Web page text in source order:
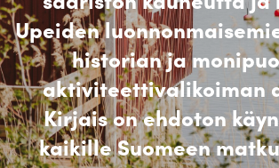
Upeiden
historian ja
aktiviteettivalikoiman
Kirjais on ehdoton
kaikille Suomeen